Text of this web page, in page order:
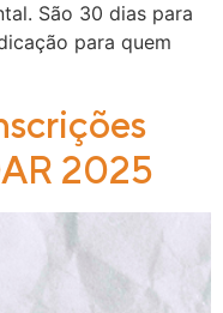
São 30 dias para
para quem
2025